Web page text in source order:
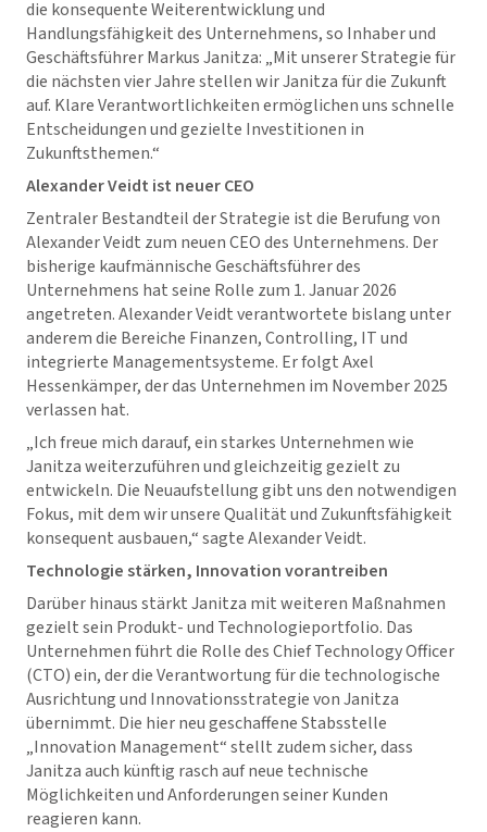
die konsequente Weiterentwicklung und
Handlungsfähigkeit des Unternehmens, so Inhaber und
Geschäftsführer Markus Janitza: „Mit unserer Strategie für
die nächsten vier Jahre stellen wir Janitza für die Zukunft
auf. Klare Verantwortlichkeiten ermöglichen uns schnelle
Entscheidungen und gezielte Investitionen in
Zukunftsthemen.“
Alexander Veidt ist neuer CEO
Zentraler Bestandteil der Strategie ist die Berufung von
Alexander Veidt zum neuen CEO des Unternehmens. Der
bisherige kaufmännische Geschäftsführer des
Unternehmens hat seine Rolle zum 1. Januar 2026
angetreten. Alexander Veidt verantwortete bislang unter
anderem die Bereiche Finanzen, Controlling, IT und
integrierte Managementsysteme. Er folgt Axel
Hessenkämper, der das Unternehmen im November 2025
verlassen hat.
„Ich freue mich darauf, ein starkes Unternehmen wie
Janitza weiterzuführen und gleichzeitig gezielt zu
entwickeln. Die Neuaufstellung gibt uns den notwendigen
Fokus, mit dem wir unsere Qualität und Zukunftsfähigkeit
konsequent ausbauen,“ sagte Alexander Veidt.
Technologie stärken, Innovation vorantreiben
Darüber hinaus stärkt Janitza mit weiteren Maßnahmen
gezielt sein Produkt- und Technologieportfolio. Das
Unternehmen führt die Rolle des Chief Technology Officer
(CTO) ein, der die Verantwortung für die technologische
Ausrichtung und Innovationsstrategie von Janitza
übernimmt. Die hier neu geschaffene Stabsstelle
„Innovation Management“ stellt zudem sicher, dass
Janitza auch künftig rasch auf neue technische
Möglichkeiten und Anforderungen seiner Kunden
reagieren kann.